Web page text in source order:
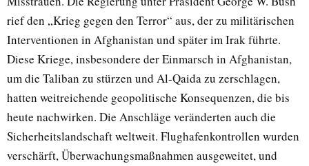
rief den „Krieg gegen den Terror“ aus, der zu militärischen
Interventionen in Afghanistan und später im Irak führte.
Diese Kriege, insbesondere der Einmarsch in Afghanistan,
um die Taliban zu stürzen und Al-Qaida zu zerschlagen,
hatten weitreichende geopolitische Konsequenzen, die bis
heute nachwirken. Die Anschläge veränderten auch die
Sicherheitslandschaft weltweit. Flughafenkontrollen wurden
verschärft, Überwachungsmaßnahmen ausgeweitet, und